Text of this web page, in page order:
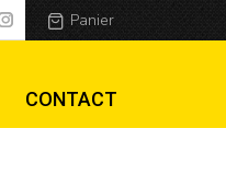
Panier
CONTACT